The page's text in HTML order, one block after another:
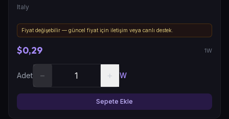
Italy
Fiyat değişebilir — güncel fiyat için iletişim veya canlı destek.
$0,29 1W
Adet − + W
Sepete Ekle